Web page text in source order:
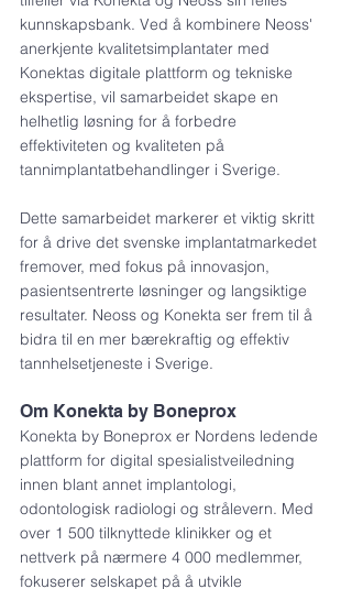
kunnskapsbank. Ved å kombinere Neoss'
anerkjente kvalitetsimplantater med
Konektas digitale plattform og tekniske
ekspertise, vil samarbeidet skape en
helhetlig løsning for å forbedre
effektiviteten og kvaliteten på
tannimplantatbehandlinger i Sverige.
Dette samarbeidet markerer et viktig skritt
for å drive det svenske implantatmarkedet
fremover, med fokus på innovasjon,
pasientsentrerte løsninger og langsiktige
resultater. Neoss og Konekta ser frem til å
bidra til en mer bærekraftig og effektiv
tannhelsetjeneste i Sverige.
Om Konekta by Boneprox
Konekta by Boneprox er Nordens ledende
plattform for digital spesialistveiledning
innen blant annet implantologi,
odontologisk radiologi og strålevern. Med
over 1 500 tilknyttede klinikker og et
nettverk på nærmere 4 000 medlemmer,
fokuserer selskapet på å utvikle